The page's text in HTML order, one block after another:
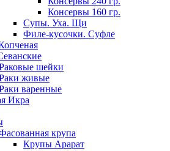
Консервы 160 гр.
Супы. Уха. Щи
Филе-кусочки. Суфле
шейки
живые
варенные
Икра
крупа
Крупы Арарат